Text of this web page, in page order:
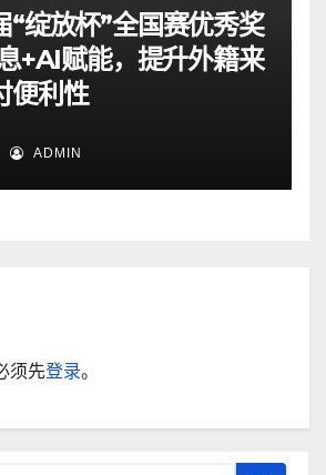
“绽放杯”全国赛优秀奖
赋能，提升外籍来
便利性
ADMIN
须先登录。